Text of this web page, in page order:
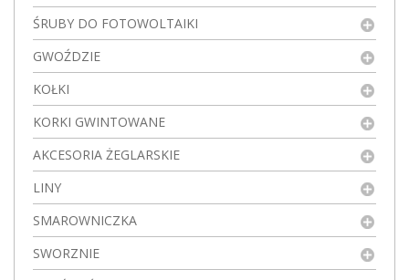
ŚRUBY DO FOTOWOLTAIKI
GWOŹDZIE
KOŁKI
KORKI GWINTOWANE
AKCESORIA ŻEGLARSKIE
LINY
SMAROWNICZKA
SWORZNIE